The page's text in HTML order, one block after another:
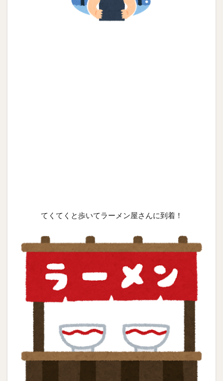
てくてくと歩いてラーメン屋さんに到着！